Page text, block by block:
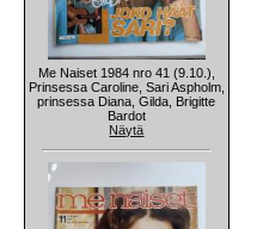
Me Naiset 1984 nro 41 (9.10.),
Prinsessa Caroline, Sari Aspholm,
prinsessa Diana, Gilda, Brigitte
Bardot
Näytä